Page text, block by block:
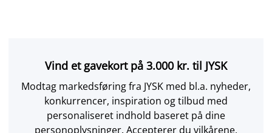
Vind et gavekort på 3.000 kr. til JYSK
Modtag markedsføring fra JYSK med bl.a. nyheder,
konkurrencer, inspiration og tilbud med
personaliseret indhold baseret på dine
personoplysninger. Accepterer du vilkårene,